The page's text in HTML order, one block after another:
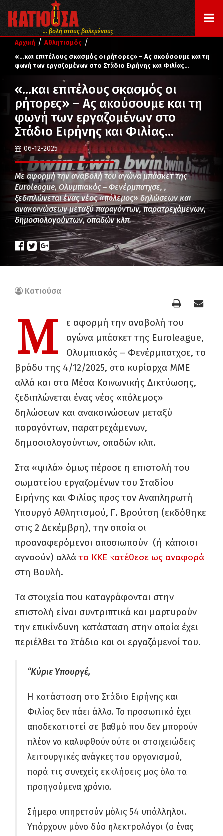
... βολή στους βολεμένους
Αρχική / Αθλητισμός /
«…και επιτέλους σκασμός οι ρήτορες» – Ας ακούσουμε και τη
φωνή των εργαζομένων στο Στάδιο Ειρήνης και Φιλίας…
«…και επιτέλους σκασμός οι
ρήτορες» – Ας ακούσουμε και τη
φωνή των εργαζομένων στο
Στάδιο Ειρήνης και Φιλίας…
06-12-2025
Με αφορμή την αναβολή του αγώνα μπάσκετ της
Euroleague, Ολυμπιακός – Φενέρμπατχσε, ,
ξεδιπλώνεται ένας νέος «πόλεμος» δηλώσεων και
ανακοινώσεων μεταξύ παραγόντων, παρατρεχάμενων,
δημοσιολογούντων, οπαδών κλπ.
Κατιούσα
Μ
ε αφορμή την αναβολή του
αγώνα μπάσκετ της Euroleague,
Ολυμπιακός – Φενέρμπατχσε, το
βράδυ της 4/12/2025, στα κυρίαρχα ΜΜΕ
αλλά και στα Μέσα Κοινωνικής Δικτύωσης,
ξεδιπλώνεται ένας νέος «πόλεμος»
δηλώσεων και ανακοινώσεων μεταξύ
παραγόντων, παρατρεχάμενων,
δημοσιολογούντων, οπαδών κλπ.
Στα «ψιλά» όμως πέρασε η επιστολή του
σωματείου εργαζομένων του Σταδίου
Ειρήνης και Φιλίας προς τον Αναπληρωτή
Υπουργό Αθλητισμού, Γ. Βρούτση (εκδόθηκε
στις 2 Δεκέμβρη), την οποία οι
προαναφερόμενοι αποσιωπούν (ή κάποιοι
αγνοούν) αλλάτο ΚΚΕ κατέθεσε ως αναφορά
στη Βουλή.
Τα στοιχεία που καταγράφονται στην
επιστολή είναι συντριπτικά και μαρτυρούν
την επικίνδυνη κατάσταση στην οποία έχει
περιέλθει το Στάδιο και οι εργαζόμενοί του.
“Κύριε Υπουργέ,
Η κατάσταση στο Στάδιο Ειρήνης και
Φιλίας δεν πάει άλλο. Το προσωπικό έχει
αποδεκατιστεί σε βαθμό που δεν μπορούν
πλέον να καλυφθούν ούτε οι στοιχειώδεις
λειτουργικές ανάγκες του οργανισμού,
παρά τις συνεχείς εκκλήσεις μας όλα τα
προηγούμενα χρόνια.
Σήμερα υπηρετούν μόλις 54 υπάλληλοι.
Υπάρχουν μόνο δύο ηλεκτρολόγοι (ο ένας